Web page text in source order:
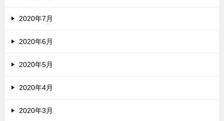
2020年7月
2020年6月
2020年5月
2020年4月
2020年3月